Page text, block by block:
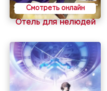
Смотреть онлайн
Отель для нелюдей